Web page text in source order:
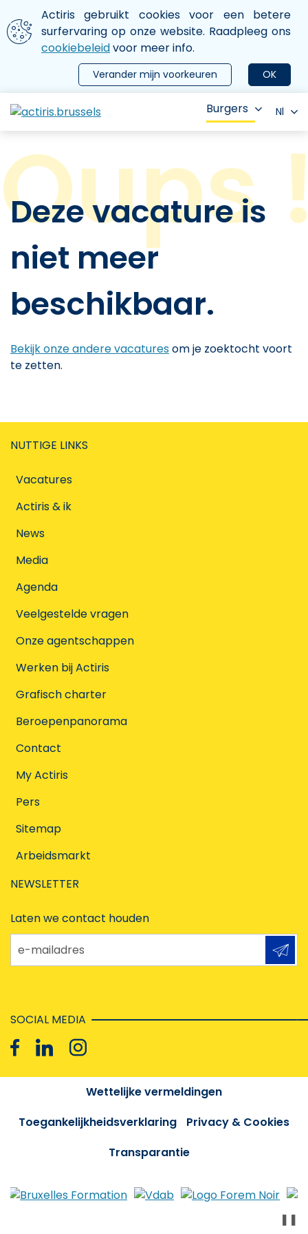
Aller au contenu principal
We gebruiken cookies
Actiris gebruikt cookies voor een betere
surfervaring op onze website. Raadpleeg ons
cookiebeleidvoor meer info.
OK
Verander mijn voorkeuren
le menu
Burgers Nl
Deze vacature is
niet meer
beschikbaar.
Bekijk onze andere vacaturesom je zoektocht voort
te zetten.
NUTTIGE LINKS
Vacatures
Actiris & ik
News
Media
Agenda
Veelgestelde vragen
Onze agentschappen
Werken bij Actiris
Grafisch charter
Beroepenpanorama
Contact
My Actiris
Pers
Sitemap
Arbeidsmarkt
NEWSLETTER
Laten we contact houden
e-mailadres
SOCIAL MEDIA
Wettelijke vermeldingen
Toegankelijkheidsverklaring
Privacy & Cookies
Transparantie
❚❚